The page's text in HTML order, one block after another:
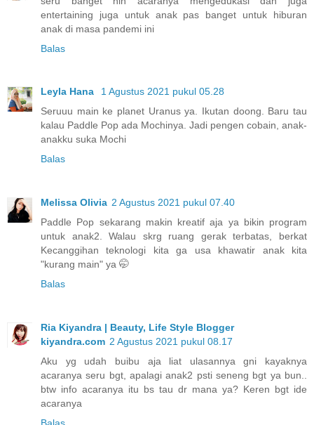
entertaining juga untuk anak pas banget untuk hiburan
anak di masa pandemi ini
Balas
Leyla Hana
1 Agustus 2021 pukul 05.28
Seruuu main ke planet Uranus ya. Ikutan doong. Baru tau
kalau Paddle Pop ada Mochinya. Jadi pengen cobain, anak-
anakku suka Mochi
Balas
Melissa Olivia 2 Agustus 2021 pukul 07.40
Paddle Pop sekarang makin kreatif aja ya bikin program
untuk anak2. Walau skrg ruang gerak terbatas, berkat
Kecanggihan teknologi kita ga usa khawatir anak kita
"kurang main" ya 🤭
Balas
Ria Kiyandra | Beauty, Life Style Blogger
kiyandra.com 2 Agustus 2021 pukul 08.17
Aku yg udah buibu aja liat ulasannya gni kayaknya
acaranya seru bgt, apalagi anak2 psti seneng bgt ya bun..
btw info acaranya itu bs tau dr mana ya? Keren bgt ide
acaranya